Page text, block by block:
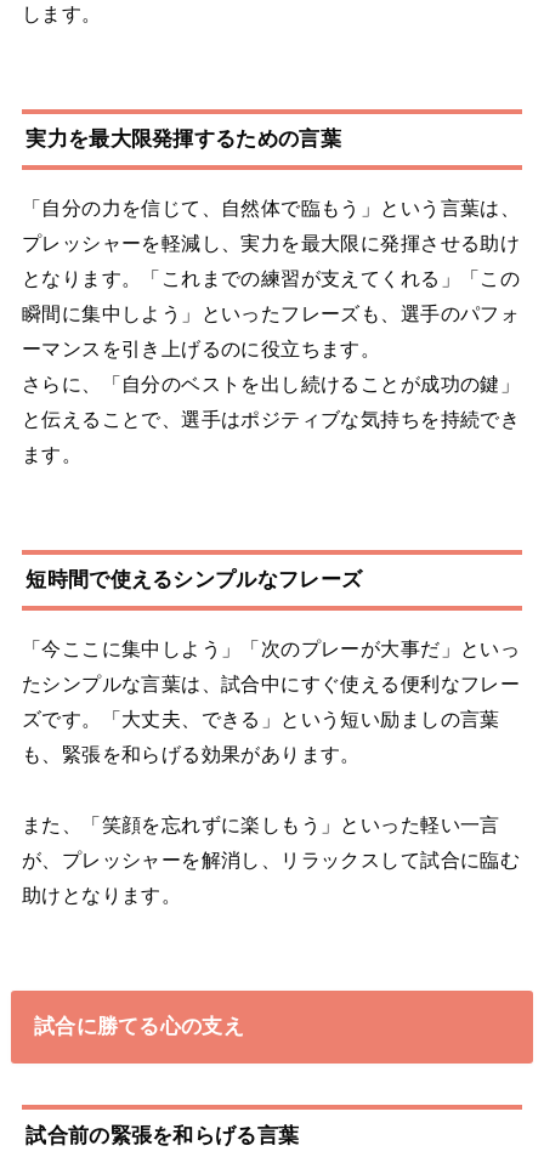
します。
実力を最大限発揮するための言葉
「自分の力を信じて、自然体で臨もう」という言葉は、
プレッシャーを軽減し、実力を最大限に発揮させる助け
となります。「これまでの練習が支えてくれる」「この
瞬間に集中しよう」といったフレーズも、選手のパフォ
ーマンスを引き上げるのに役立ちます。
さらに、「自分のベストを出し続けることが成功の鍵」
と伝えることで、選手はポジティブな気持ちを持続でき
ます。
短時間で使えるシンプルなフレーズ
「今ここに集中しよう」「次のプレーが大事だ」といっ
たシンプルな言葉は、試合中にすぐ使える便利なフレー
ズです。「大丈夫、できる」という短い励ましの言葉
も、緊張を和らげる効果があります。
また、「笑顔を忘れずに楽しもう」といった軽い一言
が、プレッシャーを解消し、リラックスして試合に臨む
助けとなります。
試合に勝てる心の支え
試合前の緊張を和らげる言葉